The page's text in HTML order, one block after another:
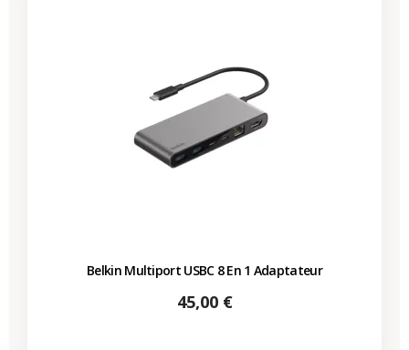
Belkin Multiport USBC 8 En 1 Adaptateur
Prix
45,00 €